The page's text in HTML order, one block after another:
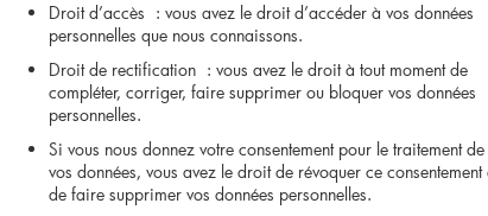
Droit d’accès : vous avez le droit d’accéder à vos données
personnelles que nous connaissons.
Droit de rectification : vous avez le droit à tout moment de
compléter, corriger, faire supprimer ou bloquer vos données
personnelles.
Si vous nous donnez votre consentement pour le traitement de
vos données, vous avez le droit de révoquer ce consentement
de faire supprimer vos données personnelles.